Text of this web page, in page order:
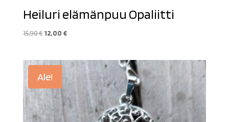
Heiluri elämänpuu Opaliitti
15,90€ Alkuperäinen
15,90 €.
12,00 €Nykyinen
12,00 €.
Ale!